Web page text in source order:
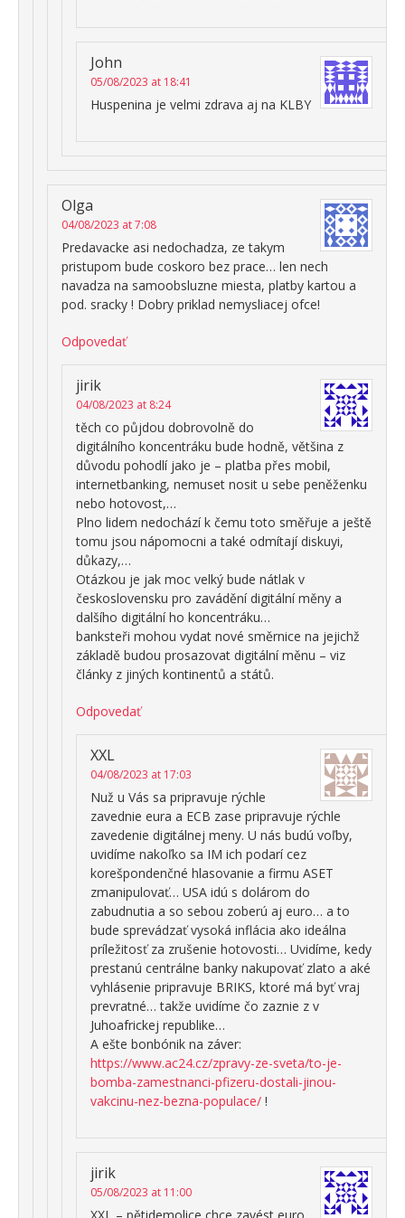
John
05/08/2023 at 18:41
Huspenina je velmi zdrava aj na KLBY
Olga
04/08/2023 at 7:08
Predavacke asi nedochadza, ze takym
pristupom bude coskoro bez prace… len nech
navadza na samoobsluzne miesta, platby kartou a
pod. sracky ! Dobry priklad nemysliacej ofce!
Odpovedať
jirik
04/08/2023 at 8:24
těch co půjdou dobrovolně do
digitálního koncentráku bude hodně, většina z
důvodu pohodlí jako je – platba přes mobil,
internetbanking, nemuset nosit u sebe peněženku
nebo hotovost,…
Plno lidem nedochází k čemu toto směřuje a ještě
tomu jsou nápomocni a také odmítají diskuyi,
důkazy,…
Otázkou je jak moc velký bude nátlak v
československu pro zavádění digitální měny a
dalšího digitální ho koncentráku…
banksteři mohou vydat nové směrnice na jejichž
základě budou prosazovat digitální měnu – viz
články z jiných kontinentů a států.
Odpovedať
XXL
04/08/2023 at 17:03
Nuž u Vás sa pripravuje rýchle
zavednie eura a ECB zase pripravuje rýchle
zavedenie digitálnej meny. U nás budú voľby,
uvidíme nakoľko sa IM ich podarí cez
korešpondenčné hlasovanie a firmu ASET
zmanipulovať… USA idú s dolárom do
zabudnutia a so sebou zoberú aj euro… a to
bude sprevádzať vysoká inflácia ako ideálna
príležitosť za zrušenie hotovosti… Uvidíme, kedy
prestanú centrálne banky nakupovať zlato a aké
vyhlásenie pripravuje BRIKS, ktoré má byť vraj
prevratné… takže uvidíme čo zaznie z v
Juhoafrickej republike…
A ešte bonbónik na záver:
https://www.ac24.cz/zpravy-ze-sveta/to-je-
bomba-zamestnanci-pfizeru-dostali-jinou-
vakcinu-nez-bezna-populace/ !
jirik
05/08/2023 at 11:00